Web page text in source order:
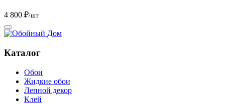
4 800 ₽/шт
Каталог
Обои
Жидкие обои
Лепной декор
Клей